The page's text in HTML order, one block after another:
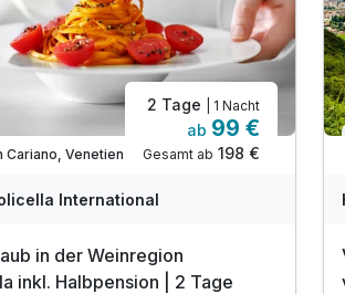
Dezember
Cariano, Venetien
2 Tage | 1 Nacht
ab 99 €
Gesamt ab 198 €
International
in der Weinregion
inkl. Halbpension | 2 Tage